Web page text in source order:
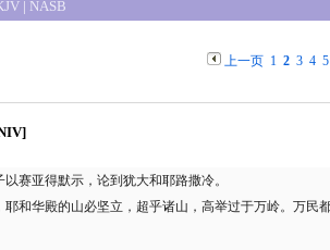
| NASB
上一页 1 2 3 4 5
以赛亚得默示，论到犹大和耶路撒冷。
耶和华殿的山必坚立，超乎诸山，高举过于万岭。万民